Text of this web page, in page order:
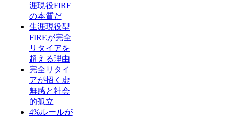
涯現役FIRE
の本質だ
生涯現役型
FIREが完全
リタイアを
超える理由
完全リタイ
アが招く虚
無感と社会
的孤立
4%ルールが